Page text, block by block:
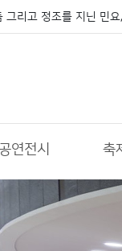
그리고 정조를 지닌 민
연전시 축